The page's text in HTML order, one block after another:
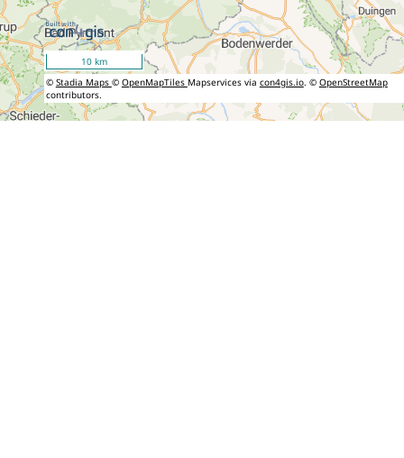
10 km
© Stadia Maps © OpenMapTiles Mapservices via con4gis.io. © OpenStreetMap
contributors.